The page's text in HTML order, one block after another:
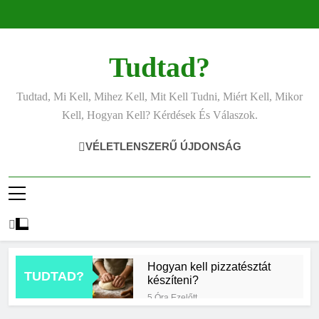
Tudtad?
Tudtad, Mi Kell, Mihez Kell, Mit Kell Tudni, Miért Kell, Mikor
Kell, Hogyan Kell? Kérdések És Válaszok.
VÉLETLENSZERŰ ÚJDONSÁG
TUDTAD?
Hogyan kell pizzatésztát
készíteni?
5 Óra Ezelőtt